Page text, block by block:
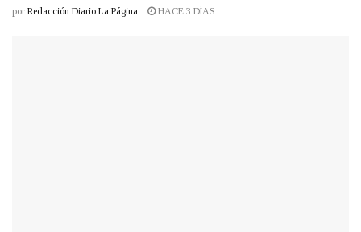
por Redacción Diario La Página HACE 3 DÍAS